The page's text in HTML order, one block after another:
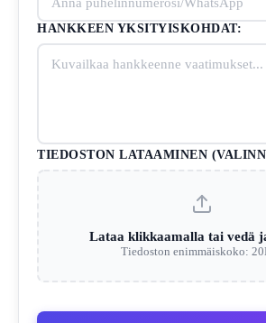
HANKKEEN YKSITYISKOHDAT:
TIEDOSTON LATAAMINEN
Lataa klikkaamalla tai vedä
Tiedoston enimmäiskoko: